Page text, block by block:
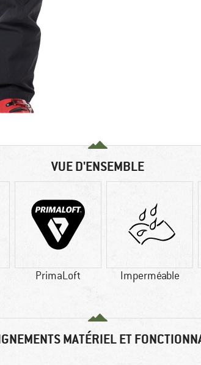
VUE D'ENSEMBLE
PrimaLoft Imperméable
MATÉRIEL ET